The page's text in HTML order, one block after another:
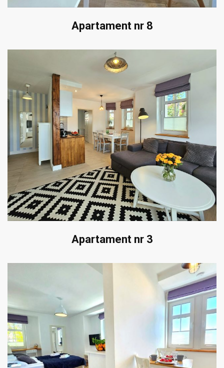
Apartament nr 8
Apartament nr 3